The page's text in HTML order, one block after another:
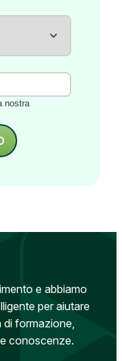
nostra
e abbiamo
per aiutare
di formazione,
conoscenze.